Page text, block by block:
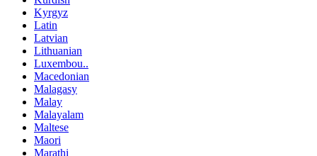
Kyrgyz
Latin
Latvian
Lithuanian
Luxembou..
Macedonian
Malagasy
Malay
Malayalam
Maltese
Maori
Marathi